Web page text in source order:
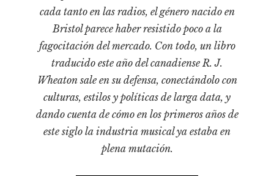
Gran reserva
Historia
Historia material de los libros
Lagunas mentales
Libros usados
cada tanto en las radios, el género nacido en
Bristol parece haber resistido poco a la
fagocitación del mercado. Con todo, un libro
traducido este año del canadiense R. J.
Wheaton sale en su defensa, conectándolo con
culturas, estilos y políticas de larga data, y
dando cuenta de cómo en los primeros años de
este siglo la industria musical ya estaba en
plena mutación.